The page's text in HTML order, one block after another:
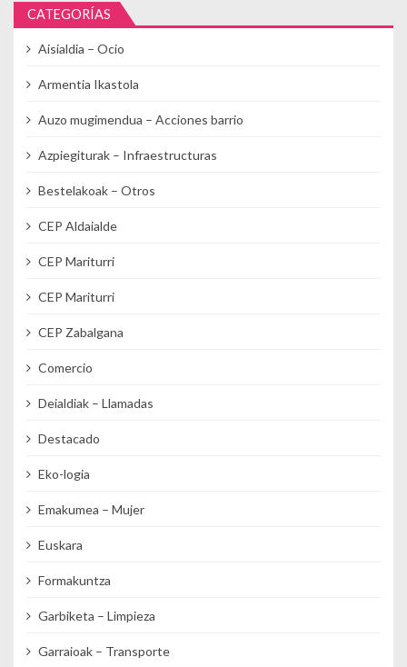
CATEGORÍAS
Aisialdia – Ocio
Armentia Ikastola
Auzo mugimendua – Acciones barrio
Azpiegiturak – Infraestructuras
Bestelakoak – Otros
CEP Aldaialde
CEP Mariturri
CEP Mariturri
CEP Zabalgana
Comercio
Deialdiak – Llamadas
Destacado
Eko-logia
Emakumea – Mujer
Euskara
Formakuntza
Garbiketa – Limpieza
Garraioak – Transporte